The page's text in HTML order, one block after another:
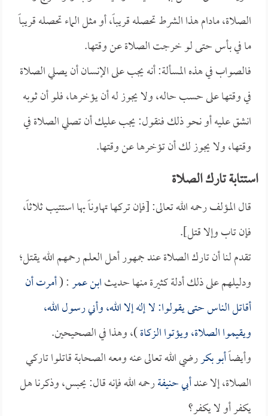
الصلاة، مادام هذا الشرط تحصله قريباً، أو مثل الماء تحصله قريباً
ما في بأس حتى لو خرجت الصلاة عن وقتها.
فالصواب في هذه المسألة: أنه يجب على الإنسان أن يصلي الصلاة
في وقتها على حسب حاله، ولا يجوز له أن يؤخرها، فلو أن ثوبه
انشق عليه أو نحو ذلك فنقول: يجب عليك أن تصلي الصلاة في
وقتها، ولا يجوز لك أن تؤخرها عن وقتها.
استتابة تارك الصلاة
قال المؤلف رحمه الله تعالى: [فإن تركها تهاوناً بها استتيب ثلاثاً،
فإن تاب وإلا قتل].
تقدم لنا أن تارك الصلاة عند جمهور أهل العلم رحمهم الله يقتل؛
ودليلهم على ذلك أدلة كثيرة منها حديثابن عمر: (أمرت أن
أقاتل الناس حتى يقولوا: لا إله إلا الله، وأني رسول الله،
ويقيموا الصلاة، ويؤتوا الزكاة)، وهذا في الصحيحين.
وأيضاًأبو بكررضي الله تعالى عنه ومعه الصحابة قاتلوا تاركي
الصلاة، إلا عندأبي حنيفةرحمه الله فإنه قال: يحبس، وذكرنا هل
يكفر أو لا يكفر؟